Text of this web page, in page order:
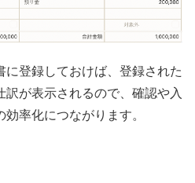
に登録しておけば、登録された
が表示されるので、確認や入
率化につながります。